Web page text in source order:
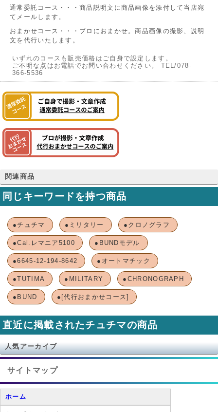
通常委託コース・・・商品説明文に商品画像を添付して当店宛
てメールします。
おまかせコース・・・プロにおまかせ。商品画像の撮影、説明
文を代行いたします。
いずれのコースも販売価格はご自身で設定します。
ご不明な点はお電話でお問い合わせください。 TEL/078-
366-5536
関連商品
同じキーワードを持つ商品
●チュチマ ●ミリタリー ●クロノグラフ
●Cal.レマニア5100 ●BUNDモデル
●6645-12-194-8642 ●オートマチック
●TUTIMA ●MILITARY ●CHRONOGRAPH
●BUND ●[代行おまかせコース]
直近に掲載されたチュチマの商品
人気アーカイブ
サイトマップ
ホーム